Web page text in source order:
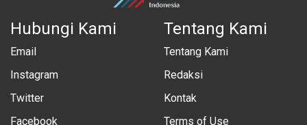
Hubungi Kami
Email
Instagram
Twitter
Facebook
Tentang Kami
Tentang Kami
Redaksi
Kontak
Terms of Use